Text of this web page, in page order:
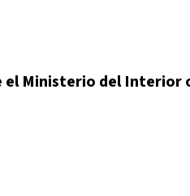
Ministerio del Interior